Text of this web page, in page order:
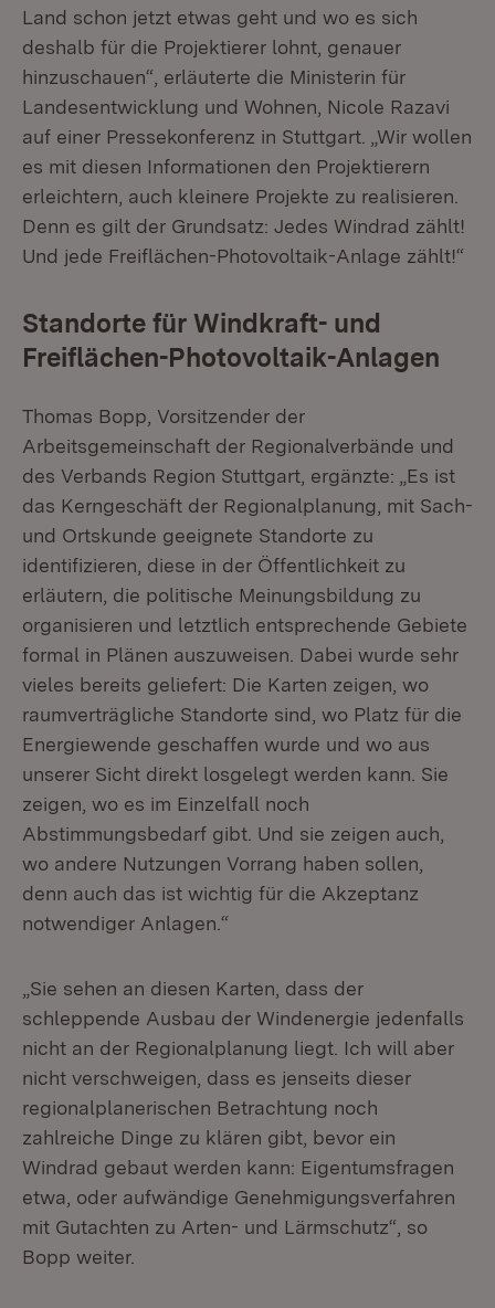
Land schon jetzt etwas geht und wo es sich
deshalb für die Projektierer lohnt, genauer
hinzuschauen“, erläuterte die Ministerin für
Landesentwicklung und Wohnen, Nicole Razavi
auf einer Pressekonferenz in Stuttgart. „Wir wollen
es mit diesen Informationen den Projektierern
erleichtern, auch kleinere Projekte zu realisieren.
Denn es gilt der Grundsatz: Jedes Windrad zählt!
Und jede Freiflächen-Photovoltaik-Anlage zählt!“
Standorte für Windkraft- und
Freiflächen-Photovoltaik-Anlagen
Thomas Bopp, Vorsitzender der
Arbeitsgemeinschaft der Regionalverbände und
des Verbands Region Stuttgart, ergänzte: „Es ist
das Kerngeschäft der Regionalplanung, mit Sach-
und Ortskunde geeignete Standorte zu
identifizieren, diese in der Öffentlichkeit zu
erläutern, die politische Meinungsbildung zu
organisieren und letztlich entsprechende Gebiete
formal in Plänen auszuweisen. Dabei wurde sehr
vieles bereits geliefert: Die Karten zeigen, wo
raumverträgliche Standorte sind, wo Platz für die
Energiewende geschaffen wurde und wo aus
unserer Sicht direkt losgelegt werden kann. Sie
zeigen, wo es im Einzelfall noch
Abstimmungsbedarf gibt. Und sie zeigen auch,
wo andere Nutzungen Vorrang haben sollen,
denn auch das ist wichtig für die Akzeptanz
notwendiger Anlagen.“
„Sie sehen an diesen Karten, dass der
schleppende Ausbau der Windenergie jedenfalls
nicht an der Regionalplanung liegt. Ich will aber
nicht verschweigen, dass es jenseits dieser
regionalplanerischen Betrachtung noch
zahlreiche Dinge zu klären gibt, bevor ein
Windrad gebaut werden kann: Eigentumsfragen
etwa, oder aufwändige Genehmigungsverfahren
mit Gutachten zu Arten- und Lärmschutz“, so
Bopp weiter.